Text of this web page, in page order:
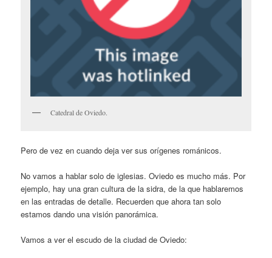
Catedral de Oviedo.
Pero de vez en cuando deja ver sus orígenes románicos.
No vamos a hablar solo de iglesias. Oviedo es mucho más. Por
ejemplo, hay una gran cultura de la sidra, de la que hablaremos
en las entradas de detalle. Recuerden que ahora tan solo
estamos dando una visión panorámica.
Vamos a ver el escudo de la ciudad de Oviedo: